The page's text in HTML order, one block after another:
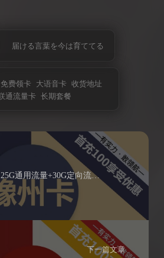
届ける言葉を今は育ててる
免费领卡 大语音卡 收货地址
通流量卡 长期套餐
电信豫州卡29元125G通用流量+30G定向流量+无语音功能
下一篇文章